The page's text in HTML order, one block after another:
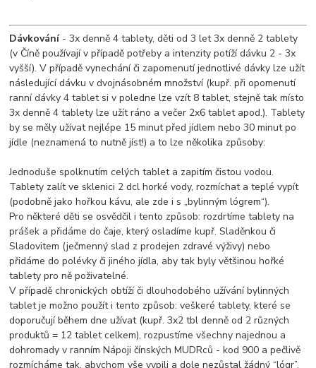
Dávkování- 3x denně 4 tablety, děti od 3 let 3x denně 2 tablety
(v Číně používají v případě potřeby a intenzity potíží dávku 2 - 3x
vyšší). V případě vynechání či zapomenutí jednotlivé dávky lze užít
následující dávku v dvojnásobném množství (kupř. při opomenutí
ranní dávky 4 tablet si v poledne lze vzít 8 tablet, stejně tak místo
3x denně 4 tablety lze užít ráno a večer 2x6 tablet apod.). Tablety
by se měly užívat nejlépe 15 minut před jídlem nebo 30 minut po
jídle (neznamená to nutně jíst!) a to lze několika způsoby:
Jednoduše spolknutím celých tablet a zapitím čistou vodou.
Tablety zalít ve sklenici 2 dcl horké vody, rozmíchat a teplé vypít
(podobně jako hořkou kávu, ale zde i s „bylinným lógrem“).
Pro některé děti se osvědčil i tento způsob: rozdrtíme tablety na
prášek a přidáme do čaje, který osladíme kupř. Sladěnkou či
Sladovitem (ječmenný slad z prodejen zdravé výživy) nebo
přidáme do polévky či jiného jídla, aby tak byly většinou hořké
tablety pro ně poživatelné.
V případě chronických obtíží či dlouhodobého užívání bylinných
tablet je možno použít i tento způsob: veškeré tablety, které se
doporučují během dne užívat (kupř. 3x2 tbl denně od 2 různých
produktů = 12 tablet celkem), rozpustíme všechny najednou a
dohromady v ranním Nápoji čínských MUDRců - kod 900 a pečlivě
rozmícháme tak, abychom vše vypili a dole nezůstal žádný “lógr”.